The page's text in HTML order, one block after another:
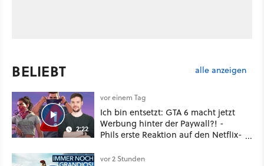
BELIEBT alle anzeigen
2:22
vor einem Tag
Ich bin entsetzt: GTA 6 macht jetzt
Werbung hinter der Paywall?! -
Phils erste Reaktion auf den Netflix-
vor 2 Stunden